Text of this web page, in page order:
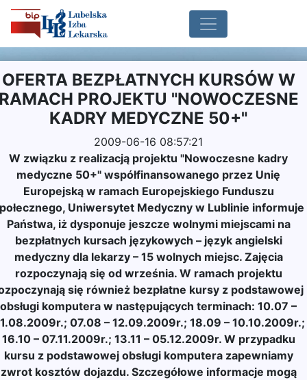
OFERTA BEZPŁATNYCH KURSÓW W
PROJEKTU "NOWOCZESNE
KADRY MEDYCZNE 50+"
2009-06-16 08:57:21
W związku z realizacją projektu "Nowoczesne kadry
medyczne 50+" współfinansowanego przez Unię
Europejską w ramach Europejskiego Funduszu
Uniwersytet Medyczny w Lublinie informuje
Państwa, iż dysponuje jeszcze wolnymi miejscami na
bezpłatnych kursach językowych – język angielski
medyczny dla lekarzy – 15 wolnych miejsc. Zajęcia
rozpoczynają się od września. W ramach projektu
się również bezpłatne kursy z podstawowej
obsługi komputera w następujących terminach: 10.07 –
07.08 – 12.09.2009r.; 18.09 – 10.10.2009r.;
16.10 – 07.11.2009r.; 13.11 – 05.12.2009r. W przypadku
kursu z podstawowej obsługi komputera zapewniamy
zwrot kosztów dojazdu. Szczegółowe informacje mogą